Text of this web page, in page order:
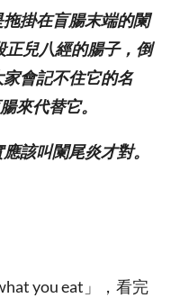
掛在盲腸末端的闌
正兒八經的腸子，倒
會記不住它的名
來代替它。
該叫闌尾炎才對。
you eat」，看完